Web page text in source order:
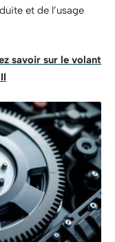
et de l’usage
savoir sur le volant